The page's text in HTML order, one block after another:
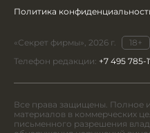
Политика
«Секрет фирмы», 2026 г.
18+
Телефон редакции: +7 495 785-
Все права защищены. Полное
материалов в коммерческих
письменного разрешения